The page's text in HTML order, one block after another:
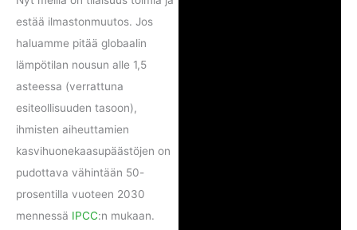
estää ilmastonmuutos. Jos
haluamme pitää globaalin
lämpötilan nousun alle 1,5
asteessa (verrattuna
esiteollisuuden tasoon),
ihmisten aiheuttamien
kasvihuonekaasupäästöjen on
pudottava vähintään 50-
prosentilla vuoteen 2030
mennessä IPCC:n mukaan.